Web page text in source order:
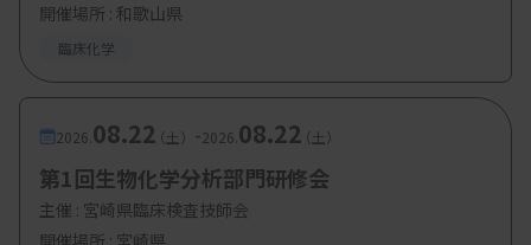
開催場所 : 和歌山県
臨床化学
2026. 08.22（土） -2026. 08.22（土）
第1回生物化学分析部門研修会
主催 : 宮崎県臨床検査技師会
開催場所 : 宮崎県